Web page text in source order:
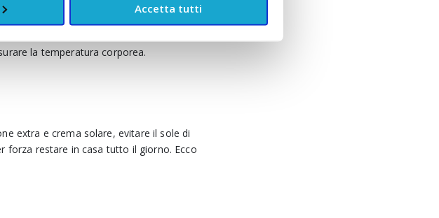
Accetta tutti
la temperatura corporea.
extra e crema solare, evitare il sole di
forza restare in casa tutto il giorno. Ecco